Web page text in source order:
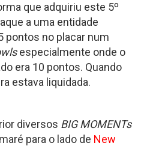
que adquiriu este 5º
a uma entidade
pontos no placar num
especialmente onde o
era 10 pontos. Quando
estava liquidada.
diversos BIG MOMENTs
para o lado de New